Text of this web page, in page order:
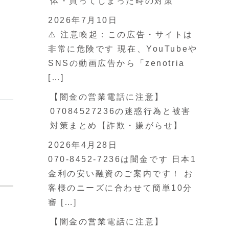
2026年7月10日
⚠️ 注意喚起：この広告・サイトは
非常に危険です 現在、YouTubeや
SNSの動画広告から「zenotria
[…]
【闇金の営業電話に注意】
07084527236の迷惑行為と被害
対策まとめ【詐欺・嫌がらせ】
2026年4月28日
070-8452-7236は闇金です 日本1
金利の安い融資のご案内です！ お
客様のニーズに合わせて簡単10分
審 […]
【闇金の営業電話に注意】